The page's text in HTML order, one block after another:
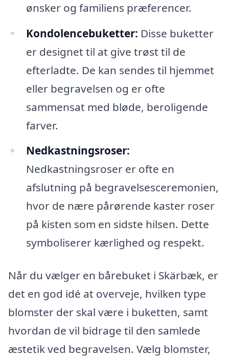
ønsker og familiens præferencer.
Kondolencebuketter: Disse buketter
er designet til at give trøst til de
efterladte. De kan sendes til hjemmet
eller begravelsen og er ofte
sammensat med bløde, beroligende
farver.
Nedkastningsroser:
Nedkastningsroser er ofte en
afslutning på begravelsesceremonien,
hvor de nære pårørende kaster roser
på kisten som en sidste hilsen. Dette
symboliserer kærlighed og respekt.
Når du vælger en bårebuket i Skärbæk, er
det en god idé at overveje, hvilken type
blomster der skal være i buketten, samt
hvordan de vil bidrage til den samlede
æstetik ved begravelsen. Vælg blomster,